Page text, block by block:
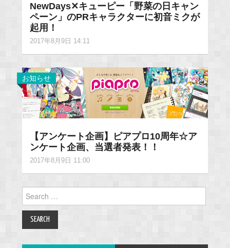
NewDays✕キューピー「野菜の日キャン
ペーン」のPRキャラクターに初音ミクが
起用！
2017年8月9日 14:11
お知らせ
【アンケート企画】ピアプロ10周年☆ア
ンケート企画、当選者発表！！
2017年8月9日 11:00
for: